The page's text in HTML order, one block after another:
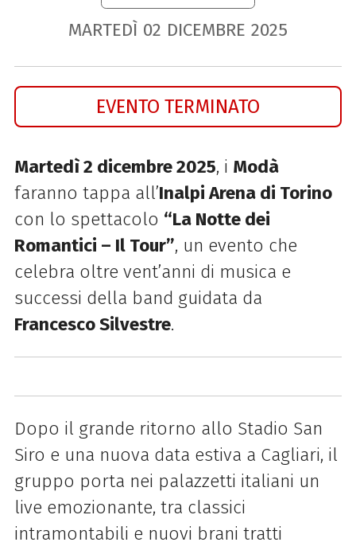
MARTEDÌ 02 DICEMBRE 2025
EVENTO TERMINATO
Martedì 2 dicembre 2025, i Modà
faranno tappa all’Inalpi Arena di Torino
con lo spettacolo “La Notte dei
Romantici – Il Tour”, un evento che
celebra oltre vent’anni di musica e
successi della band guidata da
Francesco Silvestre.
Dopo il grande ritorno allo Stadio San
Siro e una nuova data estiva a Cagliari, il
gruppo porta nei palazzetti italiani un
live emozionante, tra classici
intramontabili e nuovi brani tratti